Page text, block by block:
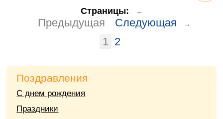
Страницы: ←
Предыдущая Следующая →
1 2
Поздравления
С днем рождения
Праздники